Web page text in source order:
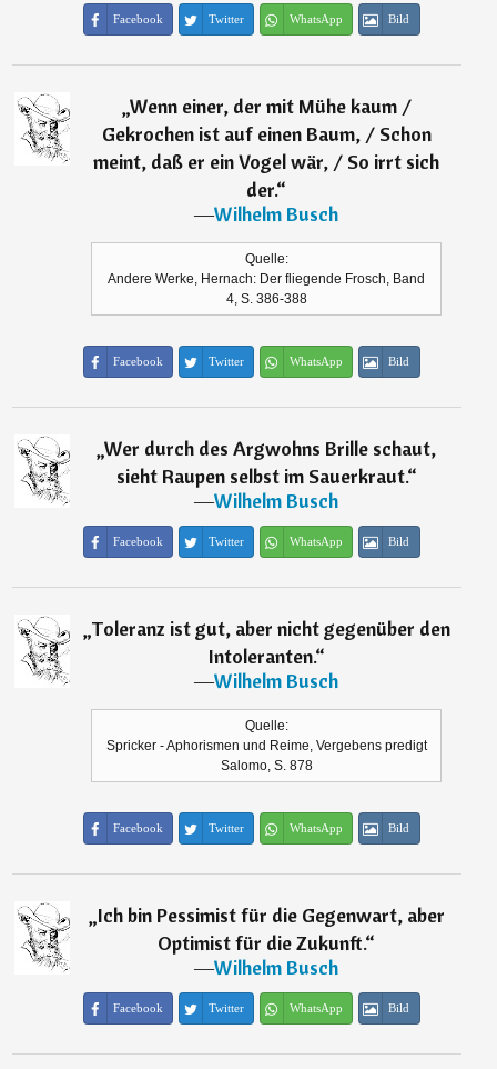
Facebook Twitter WhatsApp Bild
„Wenn einer, der mit Mühe kaum /
Gekrochen ist auf einen Baum, / Schon
meint, daß er ein Vogel wär, / So irrt sich
der.“
―Wilhelm Busch
Quelle:
Andere Werke, Hernach: Der fliegende Frosch, Band
4, S. 386-388
Facebook Twitter WhatsApp Bild
„Wer durch des Argwohns Brille schaut,
sieht Raupen selbst im Sauerkraut.“
―Wilhelm Busch
Facebook Twitter WhatsApp Bild
„Toleranz ist gut, aber nicht gegenüber den
Intoleranten.“
―Wilhelm Busch
Quelle:
Spricker - Aphorismen und Reime, Vergebens predigt
Salomo, S. 878
Facebook Twitter WhatsApp Bild
„Ich bin Pessimist für die Gegenwart, aber
Optimist für die Zukunft.“
―Wilhelm Busch
Facebook Twitter WhatsApp Bild